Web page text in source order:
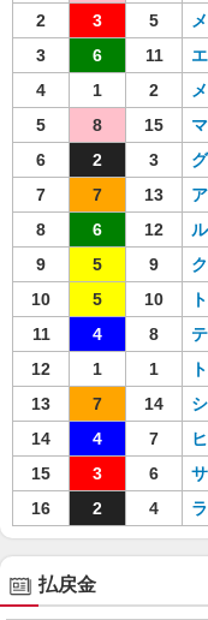
2
3 5
3
6 11
4
1 2
5
8 15
6
2 3
7
7 13
8
6 12
9
5 9
10
5 10
11
4 8
12
1 1
13
7 14
14
4 7
15
3 6
16
2 4
払戻金